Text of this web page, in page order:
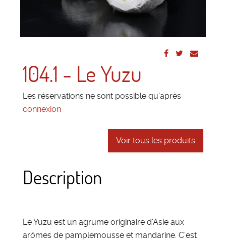
104.1 - Le Yuzu
Les réservations ne sont possible qu'après
connexion
Voir tous les produits
Description
Le Yuzu est un agrume originaire d'Asie aux
arômes de pamplemousse et mandarine. C’est